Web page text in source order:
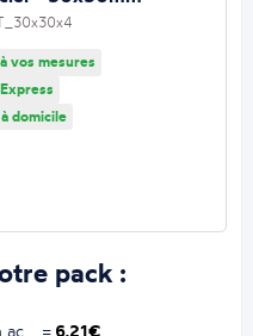
vos mesures
domicile
pack :
ac... = 6,21€